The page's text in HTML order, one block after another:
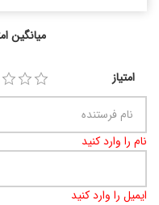
میانگین
امتیاز
نام را وارد کنید
ایمیل را وارد کنید